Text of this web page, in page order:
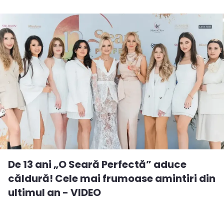
De 13 ani „O Seară Perfectă” aduce
căldură! Cele mai frumoase amintiri din
ultimul an - VIDEO